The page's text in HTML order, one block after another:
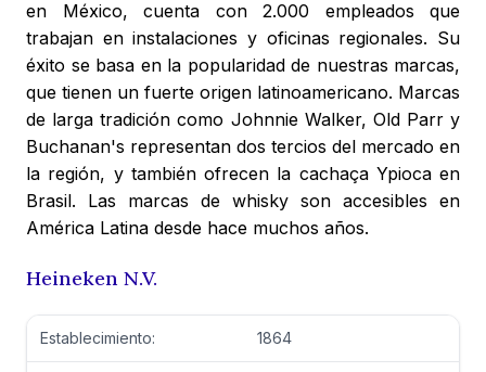
en México, cuenta con 2.000 empleados que
trabajan en instalaciones y oficinas regionales. Su
éxito se basa en la popularidad de nuestras marcas,
que tienen un fuerte origen latinoamericano. Marcas
de larga tradición como Johnnie Walker, Old Parr y
Buchanan's representan dos tercios del mercado en
la región, y también ofrecen la cachaça Ypioca en
Brasil. Las marcas de whisky son accesibles en
América Latina desde hace muchos años.
Heineken N.V.
Establecimiento: 1864